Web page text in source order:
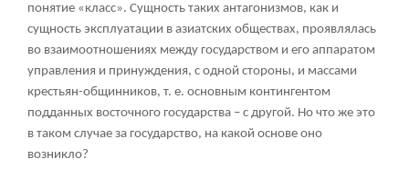
понятие «класс». Сущность таких антагонизмов, как и
сущность эксплуатации в азиатских обществах, проявлялась
во взаимоотношениях между государством и его аппаратом
управления и принуждения, с одной стороны, и массами
крестьян-общинников, т. е. основным контингентом
подданных восточного государства – с другой. Но что же это
в таком случае за государство, на какой основе оно
возникло?